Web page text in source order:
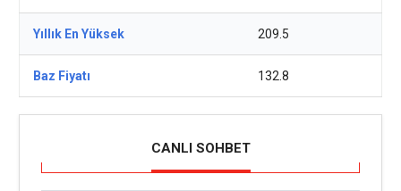
Yıllık En Yüksek 209.5
Baz Fiyatı 132.8
CANLI SOHBET